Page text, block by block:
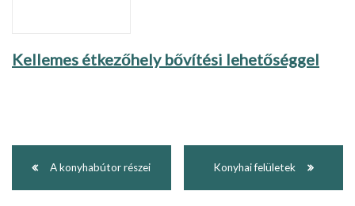
Kellemes étkezőhely bővítési lehetőséggel
A konyhabútor részei Konyhai felületek